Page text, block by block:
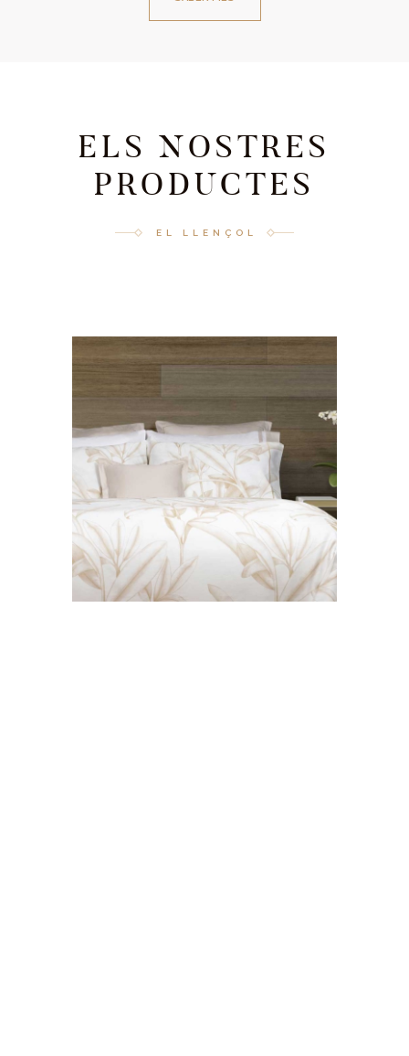
ELS NOSTRES
PRODUCTES
EL LLENÇOL